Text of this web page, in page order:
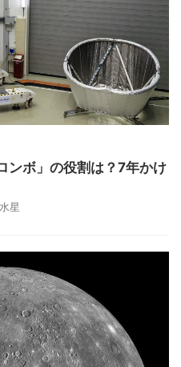
ンボ」の役割は？7年かけ
水星